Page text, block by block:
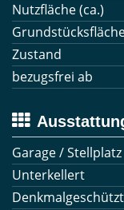
Nutzfläche (ca.)
Zustand
bezugsfrei ab
Garage / Stellplatz
Unterkellert
Denkmalgeschützt